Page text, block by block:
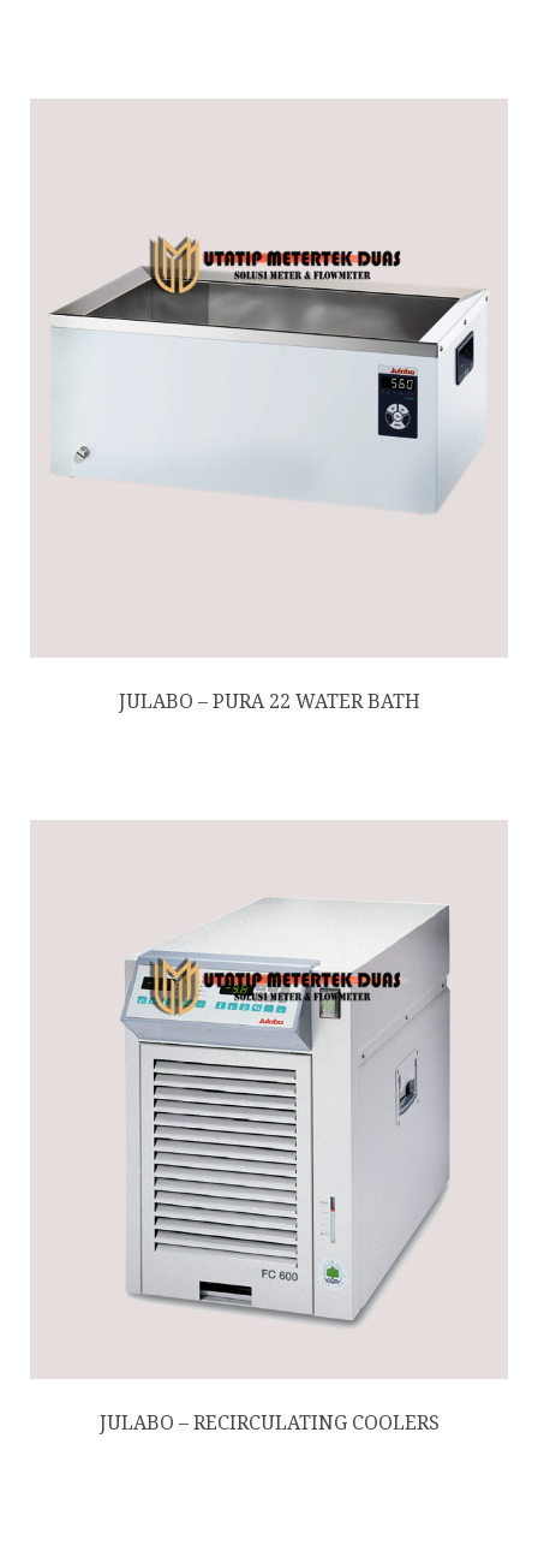
JULABO – PURA 22 WATER BATH
JULABO – RECIRCULATING COOLERS